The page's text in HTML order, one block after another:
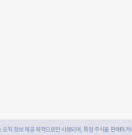
직 정보 제공 목적으로만 사용되며, 특정 주식을 판매하